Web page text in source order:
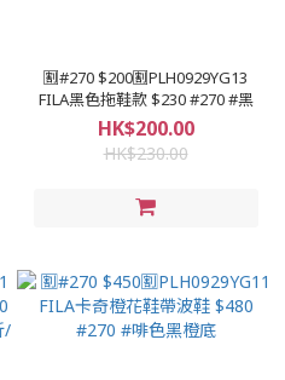
🈹#270 $200🈹PLH0929YG13
FILA黑色拖鞋款 $230 #270 #黑
HK$200.00
HK$230.00